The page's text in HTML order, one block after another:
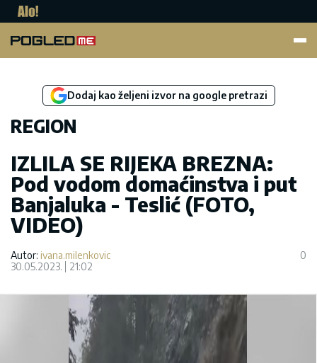
Dodaj kao željeni izvor na google pretrazi
REGION
IZLILA SE RIJEKA BREZNA:
Pod vodom domaćinstva i put
Banjaluka - Teslić (FOTO,
VIDEO)
Autor: ivana.milenkovic
30.05.2023.
21:02
0